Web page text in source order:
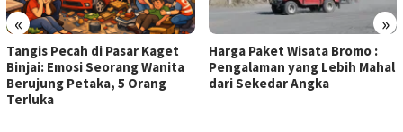
« »
Tangis Pecah di Pasar Kaget
Binjai: Emosi Seorang Wanita
Berujung Petaka, 5 Orang
Terluka
Harga Paket Wisata Bromo :
Pengalaman yang Lebih Mahal
dari Sekedar Angka